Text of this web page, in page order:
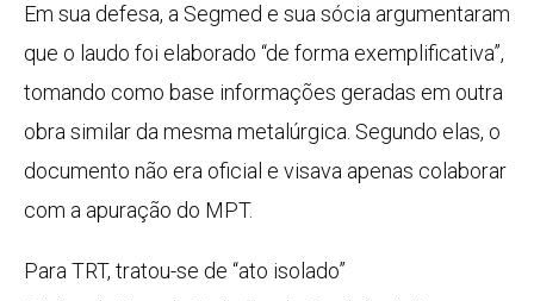
Em sua defesa, a Segmed e sua sócia argumentaram
que o laudo foi elaborado “de forma exemplificativa”,
tomando como base informações geradas em outra
obra similar da mesma metalúrgica. Segundo elas, o
documento não era oficial e visava apenas colaborar
com a apuração do MPT.
Para TRT, tratou-se de “ato isolado”